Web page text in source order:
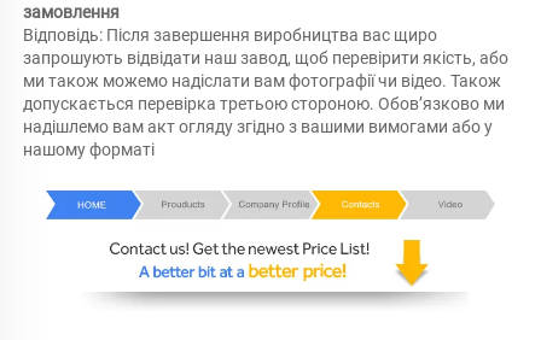
замовлення
Відповідь: Після завершення виробництва вас щиро
запрошують відвідати наш завод, щоб перевірити якість, або
ми також можемо надіслати вам фотографії чи відео. Також
допускається перевірка третьою стороною. Обов’язково ми
надішлемо вам акт огляду згідно з вашими вимогами або у
нашому форматі